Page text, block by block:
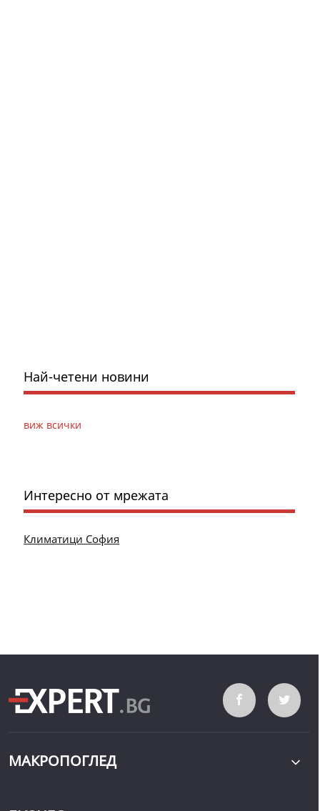
Най-четени новини
виж всички
Интересно от мрежата
Климатици София
МАКРОПОГЛЕД